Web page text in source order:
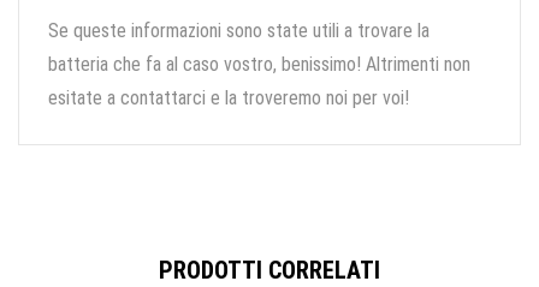
Se queste informazioni sono state utili a trovare la
batteria che fa al caso vostro, benissimo! Altrimenti non
esitate a contattarci e la troveremo noi per voi!
PRODOTTI CORRELATI